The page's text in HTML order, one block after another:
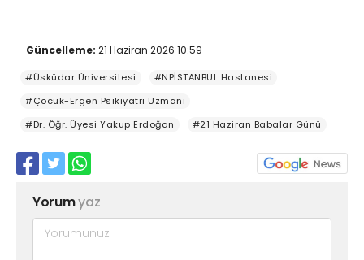
Güncelleme: 21 Haziran 2026 10:59
#Üsküdar Üniversitesi
#NPİSTANBUL Hastanesi
#Çocuk-Ergen Psikiyatri Uzmanı
#Dr. Öğr. Üyesi Yakup Erdoğan
#21 Haziran Babalar Günü
Yorumyaz